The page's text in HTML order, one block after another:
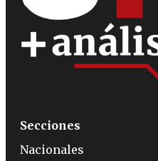
Secciones
Nacionales